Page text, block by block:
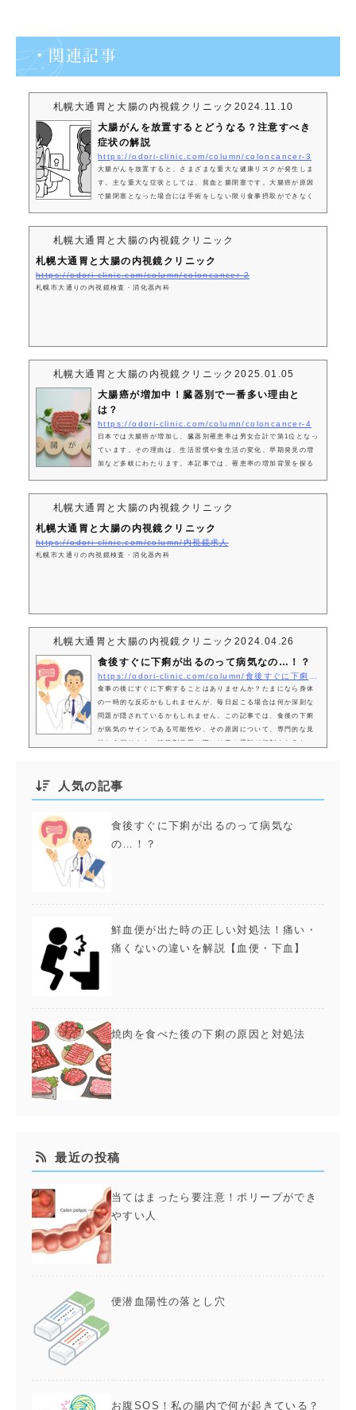
・関連記事
札幌大通胃と大腸の内視鏡クリニック 2024.11.10
大腸がんを放置するとどうなる？注意すべき
症状の解説
https://odori-clinic.com/column/coloncancer-3
大腸がんを放置すると、さまざまな重大な健康リスクが発生しま
す。主な重大な症状としては、貧血と腸閉塞です。大腸癌が原因
で腸閉塞となった場合には手術をしない限り食事摂取ができなく
性があります。このため、早期発見と適切な治療が不可欠です。
にも命にも大きなリスクが伴います。初期段階では自覚症状が少
ないため、気付かずに放置するケー...
札幌大通胃と大腸の内視鏡クリニック
札幌大通胃と大腸の内視鏡クリニック
https://odori-clinic.com/column/coloncancer-2
札幌市大通りの内視鏡検査・消化器内科
札幌大通胃と大腸の内視鏡クリニック 2025.01.05
大腸癌が増加中！臓器別で一番多い理由と
は？
https://odori-clinic.com/column/coloncancer-4
日本では大腸癌が増加し、臓器別罹患率は男女合計で第1位となっ
ています。その理由は、生活習慣や食生活の変化、早期発見の増
加など多岐にわたります。本記事では、罹患率の増加背景を探る
現代において最もかかる可能性が高い癌の一つです。その理由
要因や年齢も関係しており、特に高齢者の罹患率が高いです。1.
1. 罹患率の増加とその背景近年、大...
札幌大通胃と大腸の内視鏡クリニック
札幌大通胃と大腸の内視鏡クリニック
https://odori-clinic.com/column/内視鏡求人
札幌市大通りの内視鏡検査・消化器内科
札幌大通胃と大腸の内視鏡クリニック 2024.04.26
食後すぐに下痢が出るのって病気なの…！？
食事の後にすぐに下痢することはありませんか？たまになら身体
の一時的な反応かもしれませんが、毎日起こる場合は何か深刻な
問題が隠されているかもしれません。この記事では、食後の下痢
が病気のサインである可能性や、その原因について、専門的な見
地から探ります。鎮静剤使用の際には車の運転が規制されるた
ください。1. 下痢の基礎知識：なぜ食後に起こるのか食後にすぐ
人気の記事
食後すぐに下痢が出るのって病気な
の…！？
鮮血便が出た時の正しい対処法！痛い・
痛くないの違いを解説【血便・下血】
焼肉を食べた後の下痢の原因と対処法
最近の投稿
当てはまったら要注意！ポリープができ
やすい人
便潜血陽性の落とし穴
お腹SOS！私の腸内で何が起きている？